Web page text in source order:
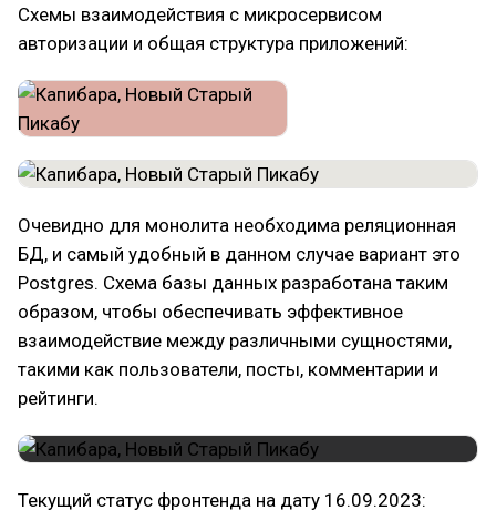
Схемы взаимодействия с микросервисом
авторизации и общая структура приложений:
Очевидно для монолита необходима реляционная
БД, и самый удобный в данном случае вариант это
Postgres. Схема базы данных разработана таким
образом, чтобы обеспечивать эффективное
взаимодействие между различными сущностями,
такими как пользователи, посты, комментарии и
рейтинги.
Текущий статус фронтенда на дату 16.09.2023: